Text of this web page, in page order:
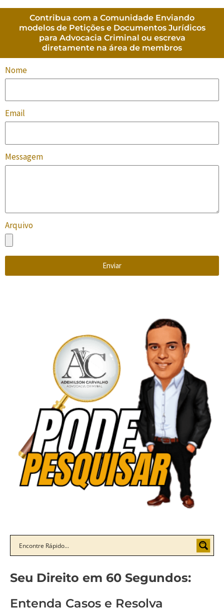
Contribua com a Comunidade Enviando
modelos de Petições e Documentos Jurídicos
para Advocacia Criminal ou escreva
diretamente na área de membros
Nome
Email
Messagem
Arquivo
Enviar
Seu Direito em 60 Segundos:
Entenda Casos e Resolva